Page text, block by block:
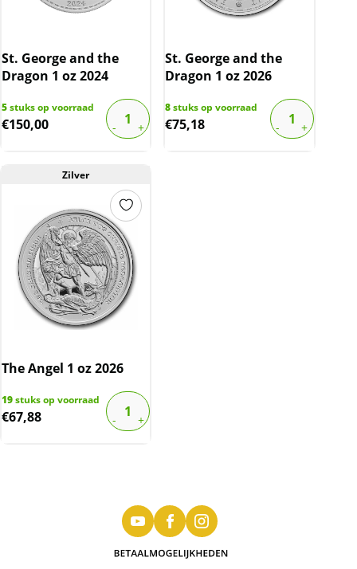
St. George and the
Dragon 1 oz 2024
5stuks op voorraad
€150,00
St. George and the
Dragon 1 oz 2026
8stuks op voorraad
€75,18
Zilver
The Angel 1 oz 2026
19stuks op voorraad
€67,88